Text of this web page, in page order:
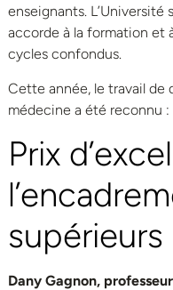
enseignants. L’Université
accorde à la formation et
cycles confondus.
Cette année, le travail de
médecine a été reconnu :
Prix
supérieurs
Dany Gagnon,